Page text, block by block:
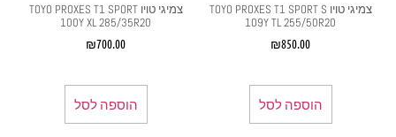
צמיגי טויו TOYO PROXES T1 SPORT S
109Y TL 255/50R20
₪850.00
הוספה לסל
צמיגי טויו TOYO PROXES T1 SPORT
100Y XL 285/35R20
₪700.00
הוספה לסל